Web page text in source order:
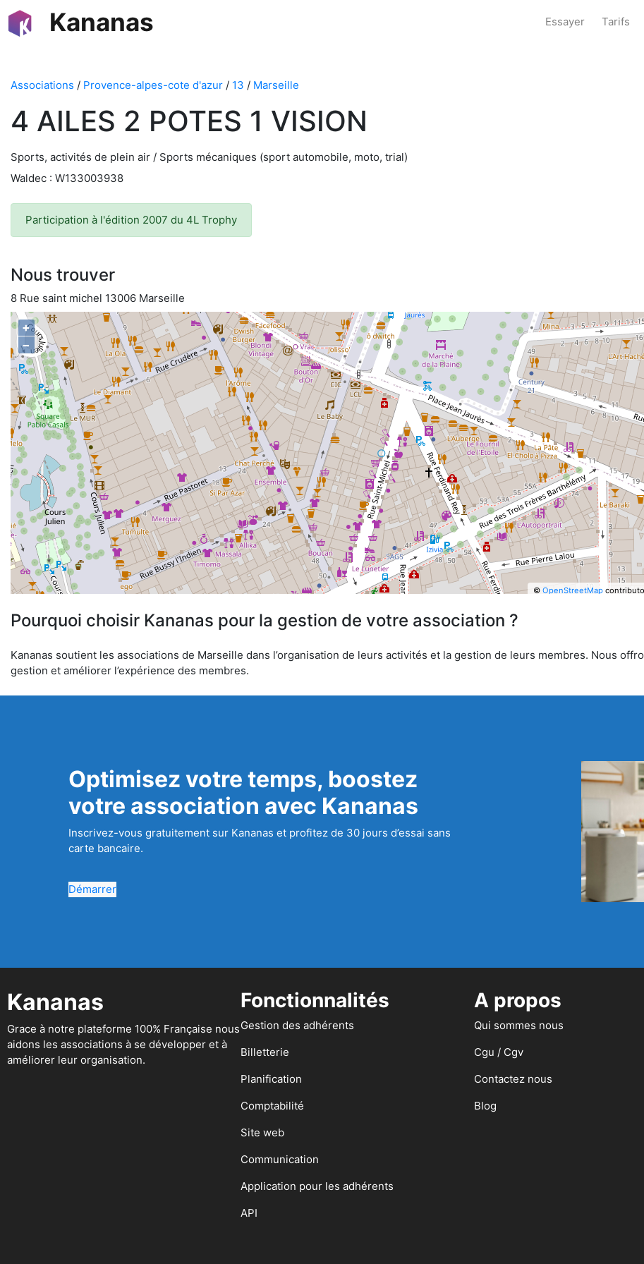
Kananas Essayer Tarifs
Associations / Provence-alpes-cote d'azur / 13 / Marseille
4 AILES 2 POTES 1 VISION
Sports, activités de plein air / Sports mécaniques (sport automobile, moto, trial)
Waldec : W133003938
Participation à l'édition 2007 du 4L Trophy
Nous trouver
8 Rue saint michel 13006 Marseille
+
−
© OpenStreetMap
Pourquoi choisir Kananas pour la gestion de votre association ?
Kananas soutient les associations de Marseille dans l’organisation de leurs activités et la gestion de leurs membres. Nous
gestion et améliorer l’expérience des membres.
Optimisez votre temps, boostez
votre association avec Kananas
Inscrivez-vous gratuitement sur Kananas et profitez de 30 jours d’essai sans
carte bancaire.
Démarrer
Kananas
Grace à notre plateforme 100% Française nous
aidons les associations à se développer et à
améliorer leur organisation.
Fonctionnalités
Gestion des adhérents
Billetterie
Planification
Comptabilité
Site web
Communication
Application pour les adhérents
API
A propos
Qui sommes nous
Cgu / Cgv
Contactez nous
Blog